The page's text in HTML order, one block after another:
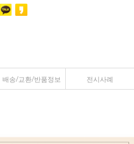
배송/교환/반품정보 전시사례